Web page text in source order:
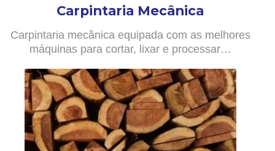
Carpintaria Mecânica
Carpintaria mecânica equipada com as melhores
máquinas para cortar, lixar e processar…